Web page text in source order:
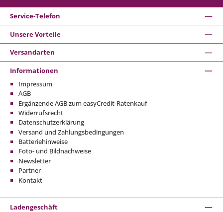
Service-Telefon
Unsere Vorteile
Versandarten
Informationen
Impressum
AGB
Ergänzende AGB zum easyCredit-Ratenkauf
Widerrufsrecht
Datenschutzerklärung
Versand und Zahlungsbedingungen
Batteriehinweise
Foto- und Bildnachweise
Newsletter
Partner
Kontakt
Ladengeschäft